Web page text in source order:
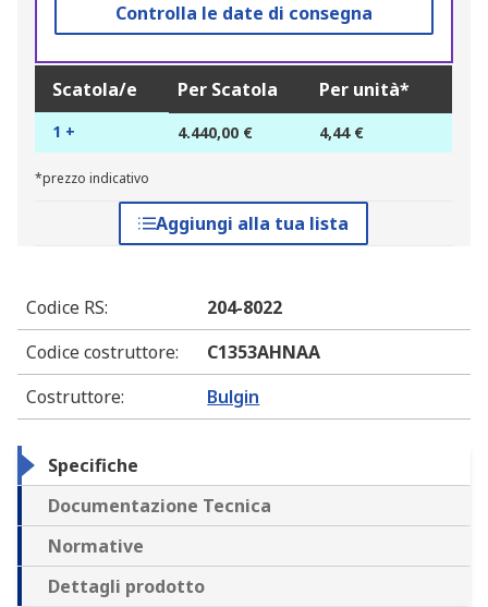
Controlla le date di consegna
Scatola/e Per Scatola Per unità*
1 + 4.440,00 € 4,44 €
*prezzo indicativo
Aggiungi alla tua lista
Codice RS:
204-8022
Codice costruttore:
C1353AHNAA
Costruttore: Bulgin
Specifiche
Documentazione Tecnica
Normative
Dettagli prodotto